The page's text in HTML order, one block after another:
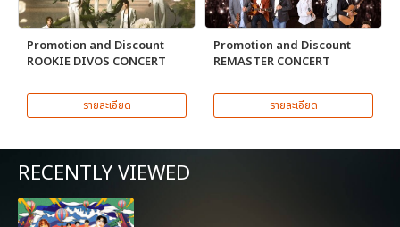
Promotion and Discount
ROOKIE DIVOS CONCERT
รายละเอียด
Promotion and Discount
REMASTER CONCERT
รายละเอียด
RECENTLY VIEWED